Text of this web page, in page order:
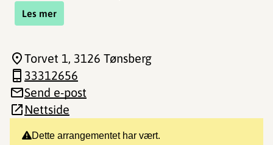
Les mer
Dette arrangementet har vært.
Torvet 1, 3126 Tønsberg
33312656
Send e-post
Nettside